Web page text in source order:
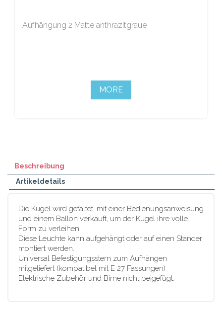
Aufhängung 2 Matte anthrazitgraue
MORE
Beschreibung
Artikeldetails
Die Kugel wird gefaltet, mit einer Bedienungsanweisung
und einem Ballon verkauft, um der Kugel ihre volle
Form zu verleihen.
Diese Leuchte kann aufgehängt oder auf einen Ständer
montiert werden.
Universal Befestigungsstern zum Aufhängen
mitgeliefert (kompatibel mit E 27 Fassungen)
Elektrische Zubehör und Birne nicht beigefügt.